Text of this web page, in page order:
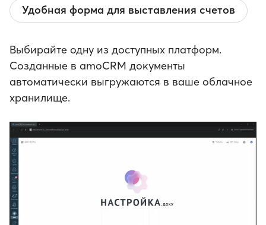
Удобная форма для выставления счетов
Выбирайте одну из доступных платформ.
Созданные в amoCRM документы
автоматически выгружаются в ваше облачное
хранилище.